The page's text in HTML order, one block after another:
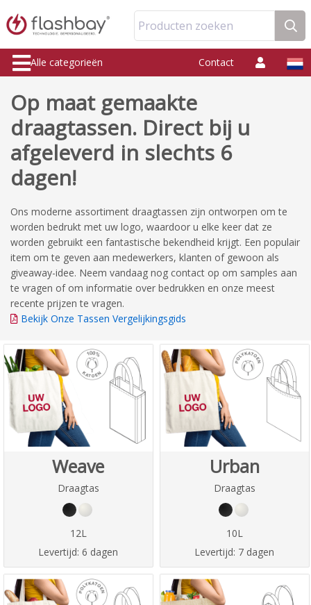
Producten zoeken
Alle categorieën Contact
Op maat gemaakte
draagtassen. Direct bij u
afgeleverd in slechts 6
dagen!
Ons moderne assortiment draagtassen zijn ontworpen om te
worden bedrukt met uw logo, waardoor u elke keer dat ze
worden gebruikt een fantastische bekendheid krijgt. Een populair
item om te geven aan medewerkers, klanten of gewoon als
giveaway-idee. Neem vandaag nog contact op om samples aan
te vragen of om informatie over bedrukken en onze meest
recente prijzen te vragen.
Bekijk Onze Tassen Vergelijkingsgids
Weave
Draagtas
12L
Levertijd: 6 dagen
Urban
Draagtas
10L
Levertijd: 7 dagen